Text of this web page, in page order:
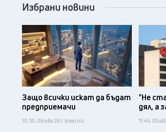
Избрани новини
Защо всички искат да бъдат
предприемачи
10:30, 06 авг 26 / Idealisti
"Не
дял, а
11:45, 05